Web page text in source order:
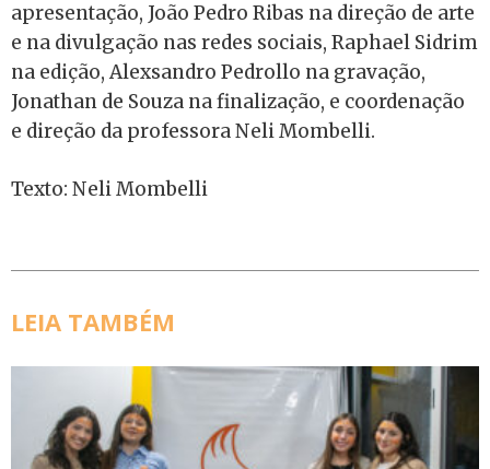
apresentação, João Pedro Ribas na direção de arte
e na divulgação nas redes sociais, Raphael Sidrim
na edição, Alexsandro Pedrollo na gravação,
Jonathan de Souza na finalização, e coordenação
e direção da professora Neli Mombelli.
Texto: Neli Mombelli
LEIA TAMBÉM